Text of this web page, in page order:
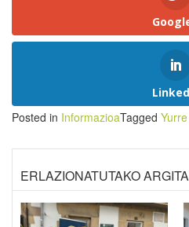
Posted in InformazioaTagged
ERLAZIONATUTAKO